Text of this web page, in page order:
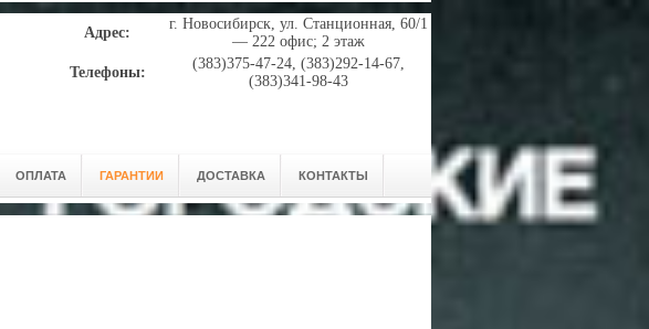
Адрес:
г. Новосибирск, ул. Станционная, 60/1
— 222 офис; 2 этаж
Телефоны:
(383)375-47-24, (383)292-14-67,
(383)341-98-43
ОПЛАТА ГАРАНТИИ ДОСТАВКА КОНТАКТЫ